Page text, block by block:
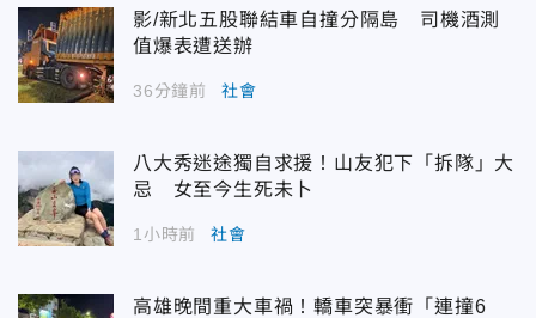
影/新北五股聯結車自撞分隔島 司機酒測
值爆表遭送辦
36分鐘前 社會
八大秀迷途獨自求援！山友犯下「拆隊」大
忌 女至今生死未卜
1小時前 社會
高雄晚間重大車禍！轎車突暴衝「連撞6